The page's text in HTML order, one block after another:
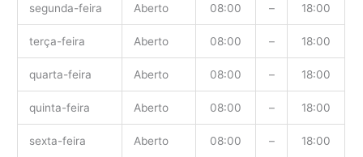
segunda-feira Aberto 08:00 – 18:00
terça-feira Aberto 08:00 – 18:00
quarta-feira Aberto 08:00 – 18:00
quinta-feira Aberto 08:00 – 18:00
sexta-feira Aberto 08:00 – 18:00